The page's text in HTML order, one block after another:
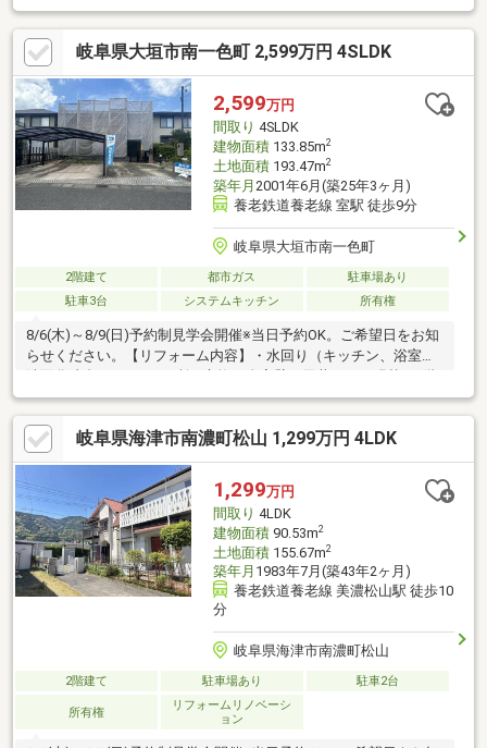
も安心できそうですね♪◇周辺環境◇コンビニ・スーパーが徒歩
15分圏内♪・イオンモール桑名店：徒歩約23分（約1800ｍ）・一
号舘桑名駅西店：徒歩約11分（約850ｍ）・ファミリーマート桑
名播磨店：徒歩約10分（約800ｍ）・V・drug桑名東店：徒歩約19
分（約1500ｍ）・桑名播磨郵便局：徒歩約10分（約750ｍ）・JA
みえきた播磨支店：徒歩約9分（約650ｍ）
岐阜県大垣市南一色町 2,599万円 4SLDK
2,599万円
間取り 4SLDK
建物面積133.85m2
土地面積193.47m2
築年月 2001年6月(築25年3ヶ月)
養老鉄道養老線 室駅 徒歩9分
岐阜県大垣市南一色町
2階建て 都市ガス
駐車場あり
駐車3台
システムキッチン 所有権
8/6(木)～8/9(日)予約制見学会開催※当日予約OK。ご希望日をお知
らせください。【リフォーム内容】・水回り（キッチン、浴室、
洗面化粧台、トイレ2か所）交換・全室壁・天井クロス張替・1階
フローリング貼り・畳表替・襖・障子張替・白蟻防除工事【おす
すめポイント】・対面キッチン・浴室1坪以上・各階にトイレ有・
普通車2台分のカーポート有・シロアリ防除工事施工後5年間保証
【周辺施設】・興文小学校 約1700ｍ（徒歩約22分）・興文中学
校 約1100m（徒歩約14分）・ロピア大垣店様 約1200ｍ（お車
約3分）・ファミリーマート大垣室本町店様 約900ｍ
岐阜県海津市南濃町松山 1,299万円 4LDK
1,299万円
間取り 4LDK
建物面積90.53m2
土地面積155.67m2
築年月 1983年7月(築43年2ヶ月)
養老鉄道養老線 美濃松山駅 徒歩10
分
岐阜県海津市南濃町松山
2階建て 駐車場あり 駐車2台
所有権
リフォームリノベーシ
ョン